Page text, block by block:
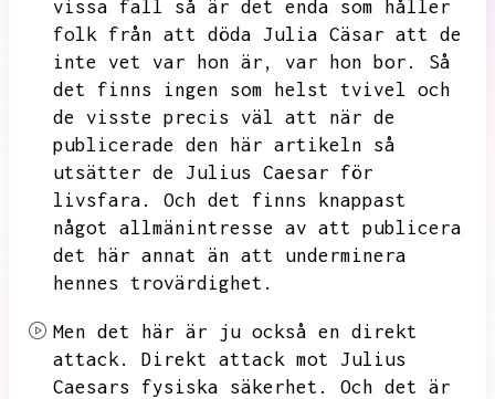
vissa fall så är det enda som håller
folk från att döda Julia Cäsar att de
inte vet var hon är,
var hon bor.
Så
det finns ingen som helst tvivel och
de visste precis väl att när de
publicerade den här artikeln så
utsätter de Julius Caesar för
livsfara.
Och det finns knappast
något allmänintresse av att publicera
det här annat än att underminera
hennes trovärdighet.
Men det här är ju också en direkt
attack.
Direkt attack mot Julius
Caesars fysiska säkerhet.
Och det är